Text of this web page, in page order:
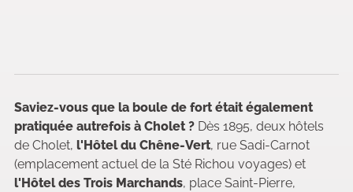
Saviez-vous que la boule de fort était également
pratiquée autrefois à Cholet ? Dès 1895, deux hôtels
de Cholet, l'Hôtel du Chêne-Vert, rue Sadi-Carnot
(emplacement actuel de la Sté Richou voyages) et
l'Hôtel des Trois Marchands, place Saint-Pierre,